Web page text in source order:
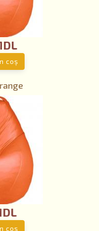
coş
coş